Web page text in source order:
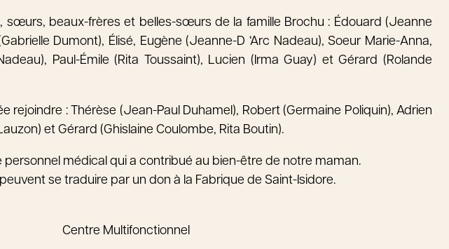
sœurs, beaux-frères et belles-sœurs de la famille Brochu : Édouard (Jeanne
Dumont), Élisé, Eugène (Jeanne-D ‘Arc Nadeau), Soeur Marie-Anna,
Paul-Émile (Rita Toussaint), Lucien (Irma Guay) et Gérard (Rolande
rejoindre : Thérèse (Jean-Paul Duhamel), Robert (Germaine Poliquin), Adrien
et Gérard (Ghislaine Coulombe, Rita Boutin).
personnel médical qui a contribué au bien-être de notre maman.
se traduire par un don à la Fabrique de Saint-Isidore.
Centre Multifonctionnel